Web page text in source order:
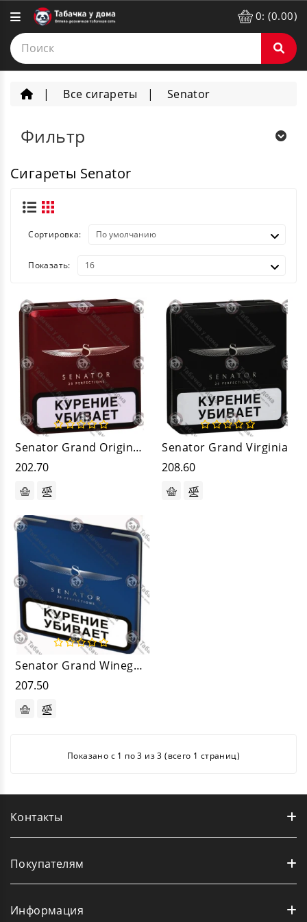
0: (0.00)
Все сигареты Senator
Фильтр
Сигареты Senator
Сортировка:
Показать:
Senator Grand Original Pipe
202.70
Senator Grand Virginia
208.60
Senator Grand Winegrape
207.50
Показано с 1 по 3 из 3 (всего 1 страниц)
Контакты
Покупателям
Информация